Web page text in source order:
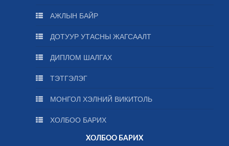
АЖЛЫН БАЙР
ДОТУУР УТАСНЫ ЖАГСААЛТ
ДИПЛОМ ШАЛГАХ
ТЭТГЭЛЭГ
МОНГОЛ ХЭЛНИЙ ВИКИТОЛЬ
ХОЛБОО БАРИХ
ХОЛБОО БАРИХ